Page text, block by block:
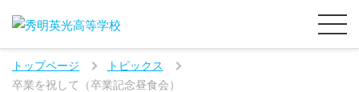
トップページ
トピックス
卒業を祝して（卒業記念昼食会）